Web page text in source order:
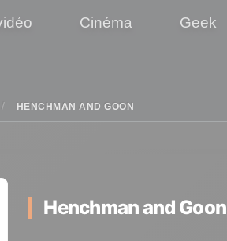
Cinéma Geek
HENCHMAN AND GOON
Henchman and